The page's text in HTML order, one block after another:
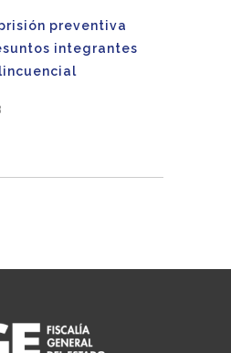
preventiva
integrantes